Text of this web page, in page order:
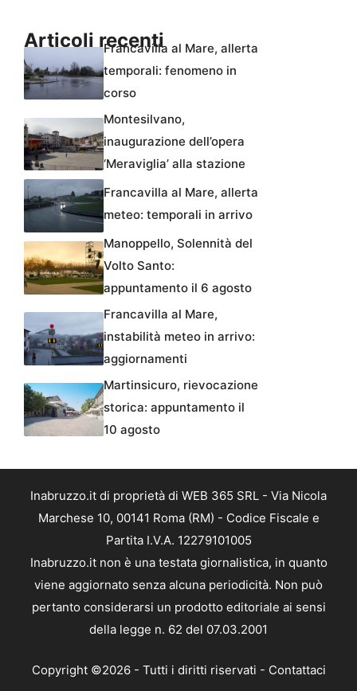
Articoli recentiFrancavilla al Mare, allerta
temporali: fenomeno in
corso
Montesilvano,
inaugurazione dell’opera
‘Meraviglia’ alla stazione
Francavilla al Mare, allerta
meteo: temporali in arrivo
Manoppello, Solennità del
Volto Santo:
appuntamento il 6 agosto
Francavilla al Mare,
instabilità meteo in arrivo:
aggiornamenti
Martinsicuro, rievocazione
storica: appuntamento il
10 agosto
Inabruzzo.it di proprietà di WEB 365 SRL - Via Nicola
Marchese 10, 00141 Roma (RM) - Codice Fiscale e
Partita I.V.A. 12279101005
Inabruzzo.it non è una testata giornalistica, in quanto
viene aggiornato senza alcuna periodicità. Non può
pertanto considerarsi un prodotto editoriale ai sensi
della legge n. 62 del 07.03.2001
Copyright ©2026 - Tutti i diritti riservati - Contattaci